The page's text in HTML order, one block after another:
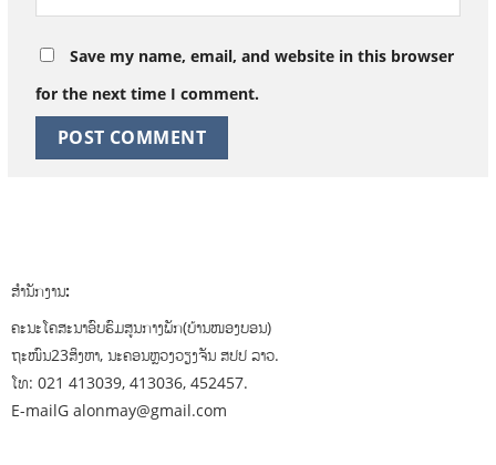
Save my name, email, and website in this browser
for the next time I comment.
ສຳນັກງານ:
ຄະນະໂຄສະນາອົບຮົມສູນກາງພັກ(ບ້ານໜອງບອນ)
ຖະໜົນ23ສິງຫາ, ນະຄອນຫຼວງວຽງຈັນ ສປປ ລາວ.
ໂທ: 021 413039, 413036, 452457.
E-mailG alonmay@gmail.com